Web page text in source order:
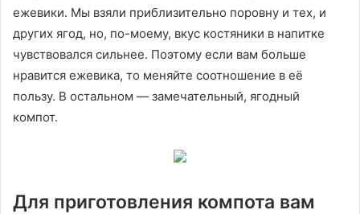
ежевики. Мы взяли приблизительно поровну и тех, и
других ягод, но, по-моему, вкус костяники в напитке
чувствовался сильнее. Поэтому если вам больше
нравится ежевика, то меняйте соотношение в её
пользу. В остальном — замечательный, ягодный
компот.
Для приготовления компота вам